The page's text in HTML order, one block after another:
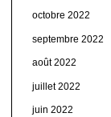
octobre 2022
septembre 2022
août 2022
juillet 2022
juin 2022